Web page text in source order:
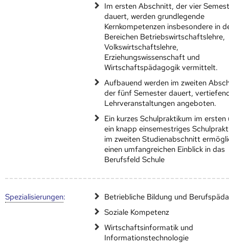
Im ersten Abschnitt, der vier
dauert, werden grundlegende
Kernkompetenzen insbesondere in
Bereichen Betriebswirtschaftslehre,
Volkswirtschaftslehre,
Erziehungswissenschaft und
Wirtschaftspädagogik vermittelt.
Aufbauend werden im zweiten
der fünf Semester dauert,
Lehrveranstaltungen angeboten.
Ein kurzes Schulpraktikum im ersten
ein knapp einsemestriges
im zweiten Studienabschnitt
einen umfangreichen Einblick in das
Berufsfeld Schule
Speziali­sierungen:
Betriebliche Bildung und
Soziale Kompetenz
Wirtschaftsinformatik und
Informationstechnologie